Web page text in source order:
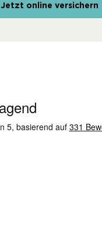
Jetzt online versichern